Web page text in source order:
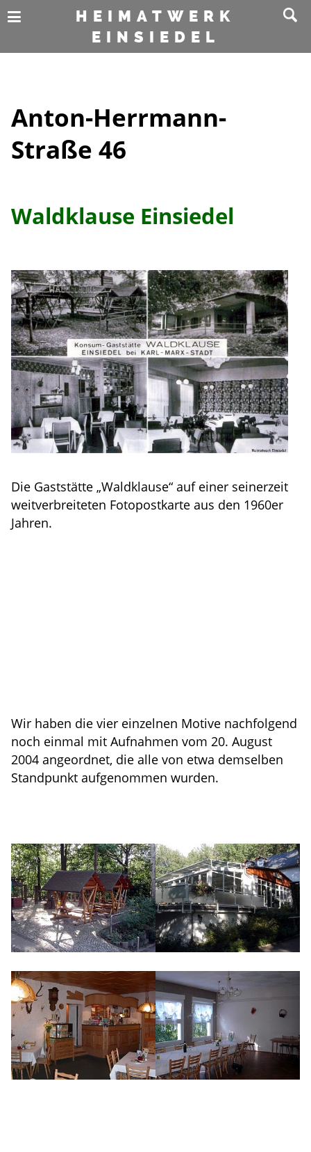
HEIMATWERK
EINSIEDEL
Anton-Herrmann-
Straße 46
Waldklause Einsiedel
Die Gaststätte „Waldklause“ auf einer seinerzeit
weitverbreiteten Fotopostkarte aus den 1960er
Jahren.
Wir haben die vier einzelnen Motive nachfolgend
noch einmal mit Aufnahmen vom 20. August
2004 angeordnet, die alle von etwa demselben
Standpunkt aufgenommen wurden.